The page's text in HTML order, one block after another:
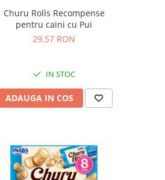
Churu Rolls Recompense
pentru caini cu Pui
29,57 RON
IN STOC
ADAUGA IN COS